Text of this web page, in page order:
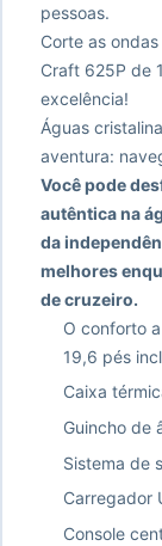
pessoas.
Corte as
Craft 625P de
excelência!
Águas
aventura:
Você pode
autêntica na
da
melhores
de cruzeiro.
O conforto
19,6 pés
Caixa
Guincho de
Sistema de
Carregador
Console